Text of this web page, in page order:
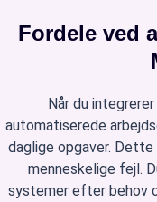
Fordele ved
Når du
automatiserede
daglige opgaver.
menneskelige fejl.
systemer efter behov